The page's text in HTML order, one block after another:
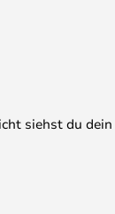
siehst du dein